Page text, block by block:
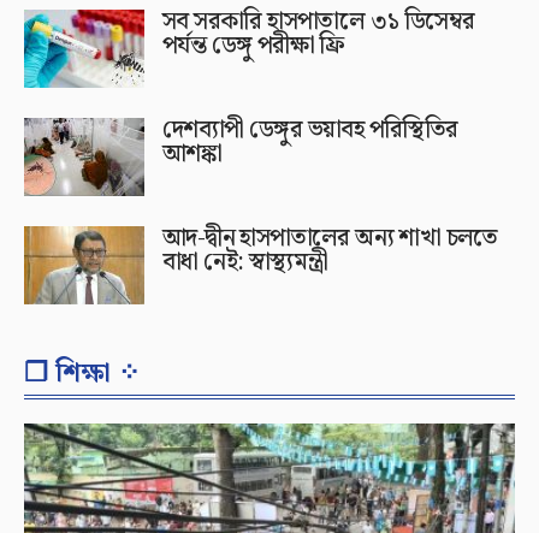
সব সরকারি হাসপাতালে ৩১ ডিসেম্বর
পর্যন্ত ডেঙ্গু পরীক্ষা ফ্রি
দেশব্যাপী ডেঙ্গুর ভয়াবহ পরিস্থিতির
আশঙ্কা
আদ-দ্বীন হাসপাতালের অন্য শাখা চলতে
বাধা নেই: স্বাস্থ্যমন্ত্রী
❐ শিক্ষা ⁘